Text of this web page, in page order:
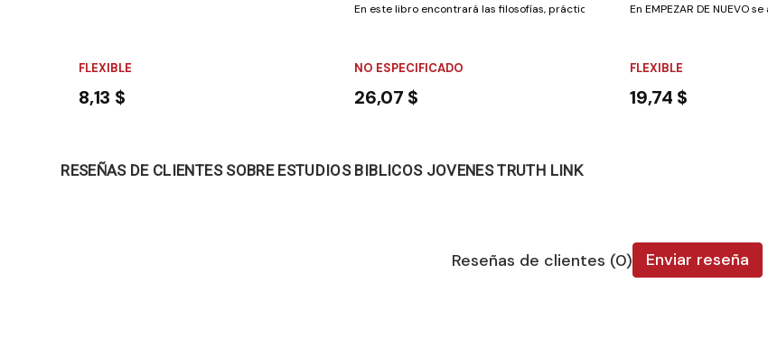
FLEXIBLE
8,13 $
En este libro encontrará las filosofías, prácticas y creencias que se han...
NO ESPECIFICADO
26,07 $
En EMPEZAR DE NUEVO
FLEXIBLE
19,74 $
RESEÑAS DE CLIENTES SOBRE ESTUDIOS BIBLICOS JOVENES TRUTH LINK
Reseñas de clientes (0) Enviar reseña